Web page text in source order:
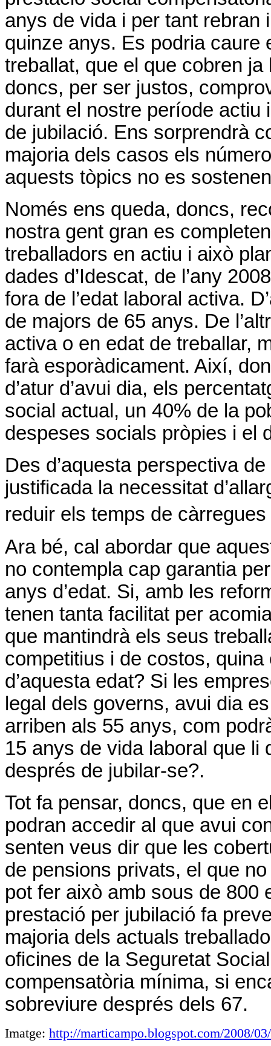
anys de vida i per tant
quinze anys. Es podria caure
treballat, que el que cobren
doncs, per ser justos,
durant el nostre període actiu
de jubilació. Ens sorprendrà
majoria dels casos els
aquests tòpics no es
Només ens queda, doncs,
nostra gent gran es
treballadors en actiu i això
dades d’Idescat, de l’any
fora de l’edat laboral activa.
de majors de 65 anys. De
activa o en edat de treballar,
farà esporàdicament. Així,
d’atur d’avui dia, els
social actual, un 40% de la
despeses socials pròpies i el
Des d’aquesta perspectiva
justificada la necessitat
reduir els temps de
Ara bé, cal abordar que
no contempla cap garantia
anys d’edat. Si, amb les
tenen tanta facilitat per
que mantindrà els seus
competitius i de costos,
d’aquesta edat? Si les
legal dels governs, avui dia
arriben als 55 anys, com
15 anys de vida laboral que li
després de jubilar-se?.
Tot fa pensar, doncs, que en
podran accedir al que avui
senten veus dir que les
de pensions privats, el que
pot fer això amb sous de 800
prestació per jubilació fa
majoria dels actuals
oficines de la Seguretat Social
compensatòria mínima, si
sobreviure després dels 67.
Imatge: http://marticampo.blogspot.com/2008/